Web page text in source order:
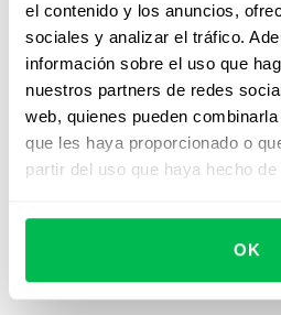
el contenido y los anuncios,
sociales y analizar el tráfico.
información sobre el uso que
nuestros partners de redes
web, quienes pueden
que les haya proporcionado o
partir del uso que haya hecho
OK
Cuando se active el pedido de
cada gerente, recibirán un
notificación en la aplicación.
actualizaciones de
automáticamente en la pestaña
perfil de empleado y en el
como compensación adicional.
Enviar comentarios